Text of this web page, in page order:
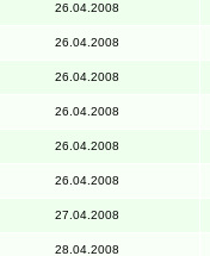
26.04.2008
26.04.2008
26.04.2008
26.04.2008
26.04.2008
26.04.2008
27.04.2008
28.04.2008